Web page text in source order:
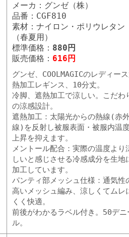
メーカ：グンゼ（株）
品番：CGF810
素材：ナイロン・ポリウレタン
（春夏用）
標準価格： 880円
販売価格： 616円
グンゼ、COOLMAGICのレディー
熱加工レギンス、10分丈。
冷脚、遮熱加工で涼しい。こだわ
の涼感設計。
遮熱加工：太陽光からの熱線(赤
線)を反射し被服表面・被服内温
上昇を抑えます。
メントール配合：実際の温度より
しいと感じさせる冷感成分を生地
加工しています。
パンティ部メッシュ仕様：通気性
高いメッシュ編み、涼しくてムレ
くく快適。
前後がわかるラベル付き。50デニ
ル。